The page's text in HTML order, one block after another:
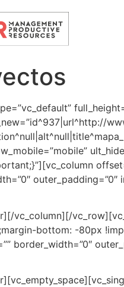
outer_padding=”0″
vc_column][/
bottom: -80px
border_width=”0″